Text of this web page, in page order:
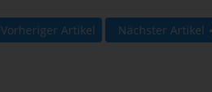
Vorheriger Artikel Nächster Artikel